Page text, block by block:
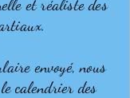
et réaliste des
envoyé, nous
calendrier des